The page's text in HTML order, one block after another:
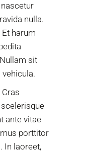
nulla.
harum
sit
ante vitae
porttitor
In laoreet,